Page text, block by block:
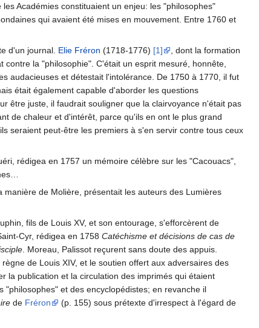
Académies constituaient un enjeu: les "philosophes"
qui avaient été mises en mouvement. Entre 1760 et
d'un journal. Elie Fréron (1718-1776) [1]
, dont la formation
contre la "philosophie". C'était un esprit mesuré, honnête,
audacieuses et détestait l'intolérance. De 1750 à 1770, il fut
était également capable d'aborder les questions
être juste, il faudrait souligner que la clairvoyance n'était pas
de chaleur et d'intérêt, parce qu'ils en ont le plus grand
seraient peut-être les premiers à s'en servir contre tous ceux
rédigea en 1757 un mémoire célèbre sur les "Cacouacs",
manière de Molière, présentait les auteurs des Lumières
fils de Louis XV, et son entourage, s'efforcèrent de
Cyr, rédigea en 1758 Catéchisme et décisions de cas de
. Moreau, Palissot reçurent sans doute des appuis.
de Louis XIV, et le soutien offert aux adversaires des
la publication et la circulation des imprimés qui étaient
et des encyclopédistes; en revanche il
de Fréron
(p. 155) sous prétexte d'irrespect à l'égard de